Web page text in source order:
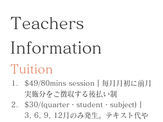
Teachers
Information
Tuition
$49/80mins session｜毎月月初に前月
実施分をご徴収する後払い制
$30/(quarter・student・subject)｜
3, 6, 9, 12月のみ発生。テキスト代や